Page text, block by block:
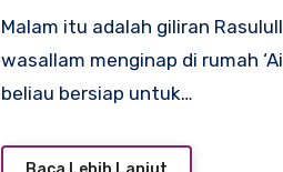
Malam itu adalah giliran
wasallam menginap di rumah
beliau bersiap untuk…